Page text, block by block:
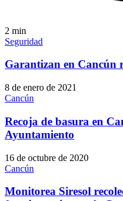
2 min
Seguridad
Garantizan en Cancún
8 de enero de 2021
Cancún
Recoja de basura en
Ayuntamiento
16 de octubre de 2020
Cancún
Monitorea Siresol